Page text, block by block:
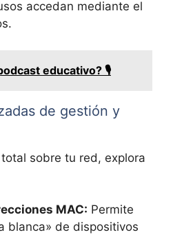
accedan mediante el
educativo? 🎙️
de gestión y
sobre tu red, explora
MAC: Permite
blanca» de dispositivos